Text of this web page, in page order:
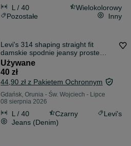
L / 40
Wielokolorowy
Pozostałe
Inny
Levi's 314 shaping straight fit
damskie spodnie jeansy proste
elastyczne stretch czarne levis W30
EU L 40
Używane
40 zł
44,90 zł z Pakietem Ochronnym
Gdańsk, Orunia - Św. Wojciech - Lipce
08 sierpnia 2026
L / 40 Czarny
Levi's
Jeans (Denim)